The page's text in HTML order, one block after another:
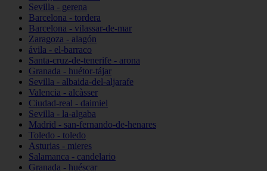
Sevilla - gerena
Barcelona - tordera
Barcelona - vilassar-de-mar
Zaragoza - alagón
ávila - el-barraco
Santa-cruz-de-tenerife - arona
Granada - huétor-tájar
Sevilla - albaida-del-aljarafe
Valencia - alcàsser
Ciudad-real - daimiel
Sevilla - la-algaba
Madrid - san-fernando-de-henares
Toledo - toledo
Asturias - mieres
Salamanca - candelario
Granada - huéscar